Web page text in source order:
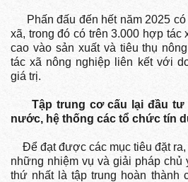
Phấn đấu đến hết năm 2025 có
xã, trong đó có trên 3.000 hợp tác
cao vào sản xuất và tiêu thụ
tác xã nông nghiệp liên kết với
giá trị.
Tập trung cơ cấu lại đầu
nước, hệ thống các tổ chức tín
Để đạt được các mục tiêu đặt ra,
những nhiệm vụ và giải pháp chủ
thứ nhất là tập trung hoàn thành